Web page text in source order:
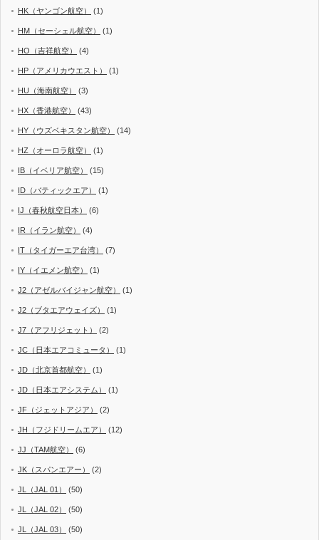
HK（ヤンゴン航空） (1)
HM（セーシェル航空） (1)
HO（吉祥航空） (4)
HP（アメリカウエスト） (1)
HU（海南航空） (3)
HX（香港航空） (43)
HY（ウズベキスタン航空） (14)
HZ（オーロラ航空） (1)
IB（イベリア航空） (15)
ID（バティックエア） (1)
IJ（春秋航空日本） (6)
IR（イラン航空） (4)
IT（タイガーエア台湾） (7)
IY（イエメン航空） (1)
J2（アゼルバイジャン航空） (1)
J2（ブタエアウェイズ） (1)
J7（アフリジェット） (2)
JC（日本エアコミュータ） (1)
JD（北京首都航空） (1)
JD（日本エアシステム） (1)
JF（ジェットアジア） (2)
JH（フジドリームエア） (12)
JJ（TAM航空） (6)
JK（スパンエアー） (2)
JL（JAL 01） (50)
JL（JAL 02） (50)
JL（JAL 03） (50)